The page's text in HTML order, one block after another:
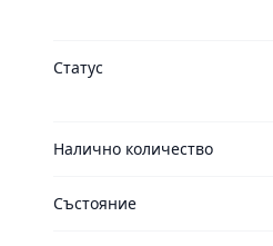
Статус
Налично количество
Състояние